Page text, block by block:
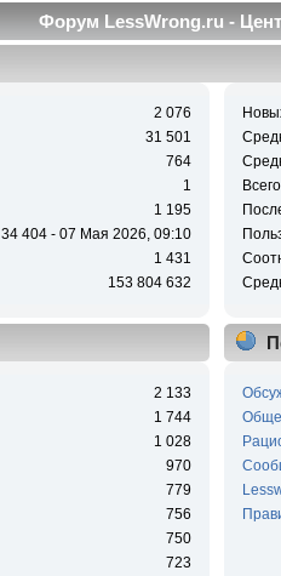
Форум LessWrong.ru -
2 076
31 501
764
1
1 195
34 404 - 07 Мая 2026, 09:10
1 431
153 804 632
2 133
1 744
1 028
970
779
756
750
723